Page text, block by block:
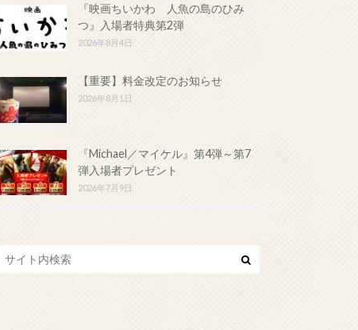
『映画ちいかわ 人魚の島のひみ
つ』入場者特典第2弾
2026年8月4日
【重要】料金改定のお知らせ
2026年8月1日
『Michael／マイケル』第4弾～第7
弾入場者プレゼント
2026年7月9日